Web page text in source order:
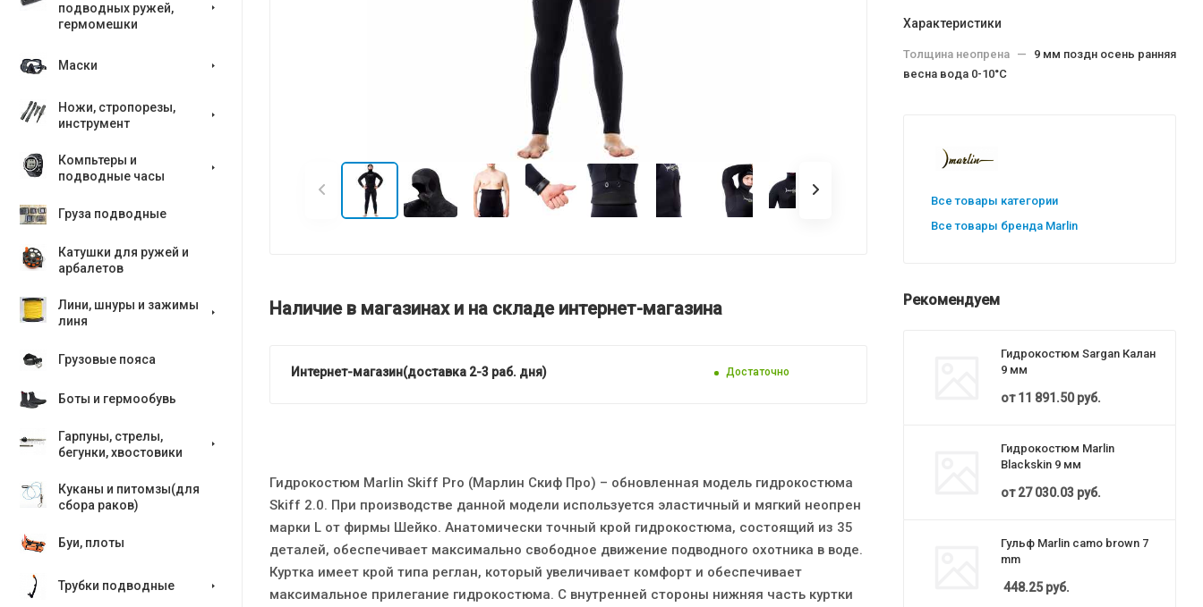
подводных ружей,
гермомешки
Маски
Ножи, стропорезы,
инструмент
Компьтеры и
подводные часы
Груза подводные
Катушки для ружей и
арбалетов
Лини, шнуры и зажимы
линя
Грузовые пояса
Боты и гермообувь
Гарпуны, стрелы,
бегунки, хвостовики
Куканы и питомзы(для
сбора раков)
Буи, плоты
Трубки подводные
Наличие в магазинах и на складе интернет-магазина
Интернет-магазин(доставка 2-3 раб. дня) Достаточно
Гидрокостюм Marlin Skiff Pro (Марлин Скиф Про) – обновленная модель гидрокостюма
Skiff 2.0. При производстве данной модели используется эластичный и мягкий неопрен
марки L от фирмы Шейко. Анатомически точный крой гидрокостюма, состоящий из 35
деталей, обеспечивает максимально свободное движение подводного охотника в воде.
Куртка имеет крой типа реглан, который увеличивает комфорт и обеспечивает
максимальное прилегание гидрокостюма. С внутренней стороны нижняя часть куртки
Характеристики
Толщина неопрена —
9 мм поздн осень ранняя
весна вода 0-10°C
Все товары категории
Все товары бренда Marlin
Рекомендуем
Гидрокостюм Sargan Калан
9 мм
от11 891.50 руб.
Гидрокостюм Marlin
Blackskin 9 мм
от27 030.03 руб.
Гульф Marlin camo brown 7
mm
448.25руб.